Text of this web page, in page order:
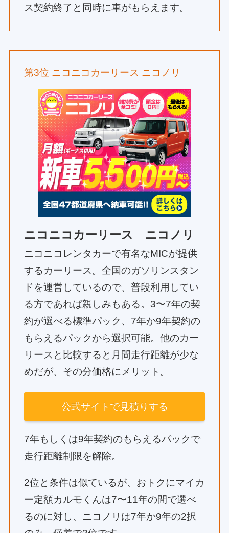
ス契約終了と同時に車がもらえます。
第3位 ニコニコカーリース ニコノリ
ニコニコカーリース ニコノリ
ニコニコレンタカーで有名なMICが提供
するカーリース。全国のガソリンスタン
ドを運営しているので、普段利用してい
る方であれば親しみもある。3〜7年の契
約が選べる標準パック、7年か9年契約の
もらえるパックから選択可能。他のカー
リースと比較すると月間走行距離が少な
めだが、その分価格にメリット。
公式サイトで見積りする
7年もしくは9年契約のもらえるパックで
走行距離制限を解除。
2位と条件は似ているが、おトクにマイカ
ー定額カルモくんは7〜11年の間で選べ
るのに対し、ニコノリは7年か9年の2択